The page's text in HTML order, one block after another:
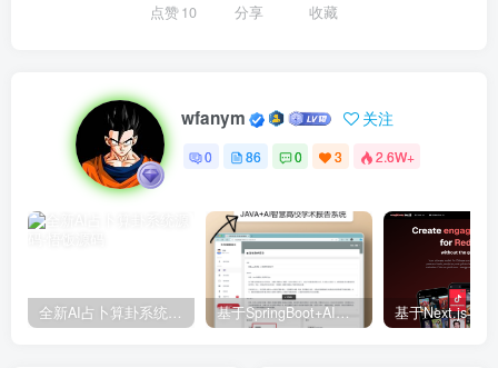
点赞10 分享 收藏
wfanym 关注
0 86 0 3 2.6W+
全新AI占卜算卦系统源码 基于SpringBoot+AI智慧高校学术报告系统